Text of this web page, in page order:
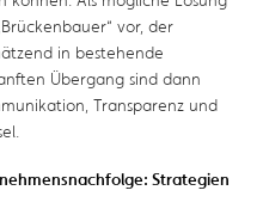
vor, der
in bestehende
Übergang sind dann
Transparenz und
Strategien